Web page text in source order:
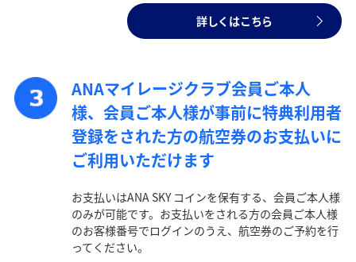
プロモーションコードについて
ります。
・表示金額と空席状況は最新ではない場合があります。[検索す
る]ボタンより最新の空席照会結果をご確認ください。
・「＊」は現在金額が確認できない都市・日付となります。空席
照会結果画面にて最新の情報をご確認ください。
・表示金額には、運賃、 燃油特別付加運賃
その他の各種税金、料金などが含まれます。発券時に再計算する
・複数空港がある都市においては、複数空港の中でのおトクな運
賃が表示される場合があります。
・ANA独自の相互利用可能空港(福岡/北九州/佐賀、広島/岩国)は
2026年5月18日をもちまして終了となります。
詳しくはこちら
ANAマイレージクラブ会員ご本人
様、会員ご本人様が事前に特典利用者
登録をされた方の航空券のお支払いに
ご利用いただけます
お支払いはANA SKY コインを保有する、会員ご本人様
のみが可能です。お支払いをされる方の会員ご本人様
のお客様番号でログインのうえ、航空券のご予約を行
ってください。